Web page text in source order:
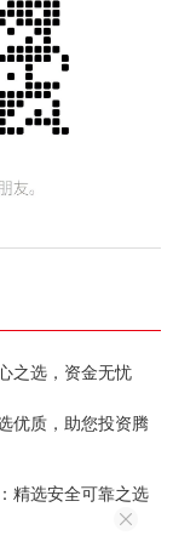
之选，资金无忧
优质，助您投资腾
精选安全可靠之选